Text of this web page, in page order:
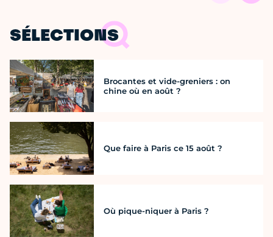
SÉLECTIONS
Brocantes et vide-greniers : on
chine où en août ?
Que faire à Paris ce 15 août ?
Où pique-niquer à Paris ?